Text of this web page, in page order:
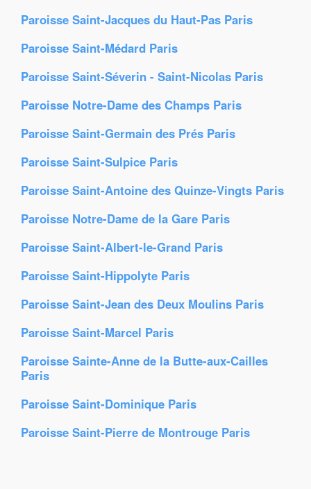
Paroisse Saint-Jacques du Haut-Pas Paris
Paroisse Saint-Médard Paris
Paroisse Saint-Séverin - Saint-Nicolas Paris
Paroisse Notre-Dame des Champs Paris
Paroisse Saint-Germain des Prés Paris
Paroisse Saint-Sulpice Paris
Paroisse Saint-Antoine des Quinze-Vingts Paris
Paroisse Notre-Dame de la Gare Paris
Paroisse Saint-Albert-le-Grand Paris
Paroisse Saint-Hippolyte Paris
Paroisse Saint-Jean des Deux Moulins Paris
Paroisse Saint-Marcel Paris
Paroisse Sainte-Anne de la Butte-aux-Cailles
Paris
Paroisse Saint-Dominique Paris
Paroisse Saint-Pierre de Montrouge Paris